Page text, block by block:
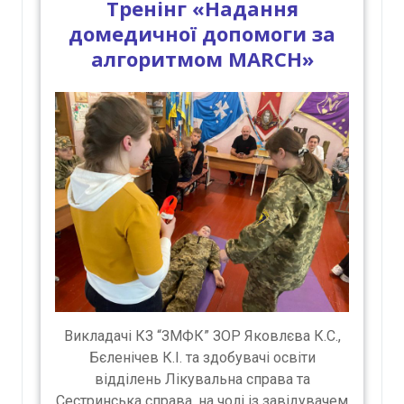
Тренінг «Надання
домедичної допомоги за
алгоритмом MARCH»
Викладачі КЗ “ЗМФК” ЗОР Яковлєва К.С.,
Бєленічев К.І. та здобувачі освіти
відділень Лікувальна справа та